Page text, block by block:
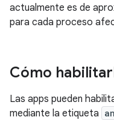
actualmente es de
para cada proceso
Cómo
Las apps pueden
mediante la etiqueta